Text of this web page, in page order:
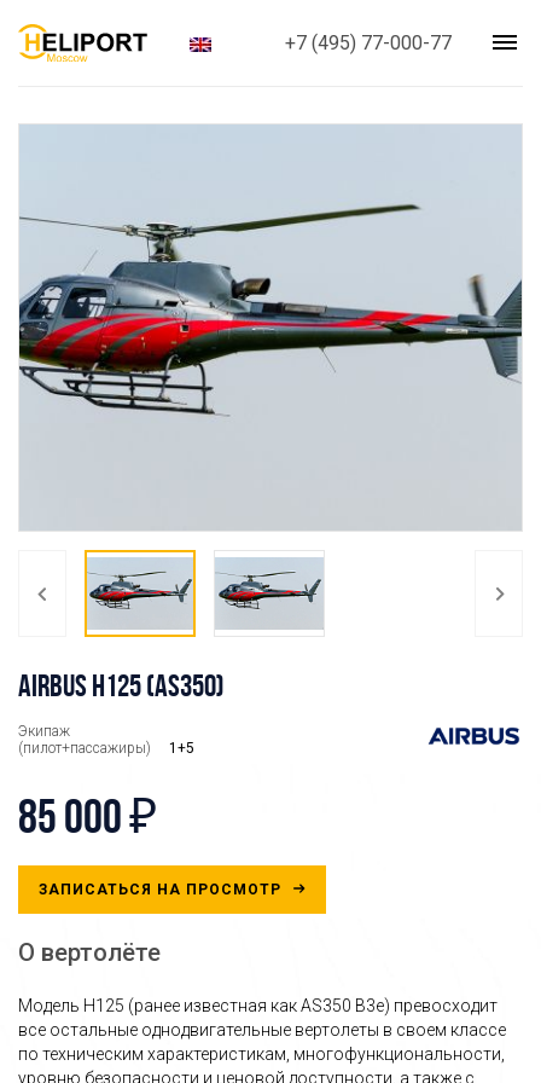
+7 (495) 77-000-77
AIRBUS H125 (AS350)
Экипаж
(пилот+пассажиры)
1+5
85 000 ₽
ЗАПИСАТЬСЯ НА ПРОСМОТР
О вертолёте
Модель H125 (ранее известная как AS350 B3e) превосходит
все остальные однодвигательные вертолеты в своем классе
по техническим характеристикам, многофункциональности,
уровню безопасности и ценовой доступности, а также с